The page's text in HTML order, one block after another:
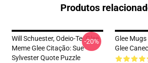
Produtos
Will Schuester, Odeio-Te. Glee
Meme Glee Citação: Sue
Sylvester Quote Puzzle
-20%
Glee Mugs
Glee